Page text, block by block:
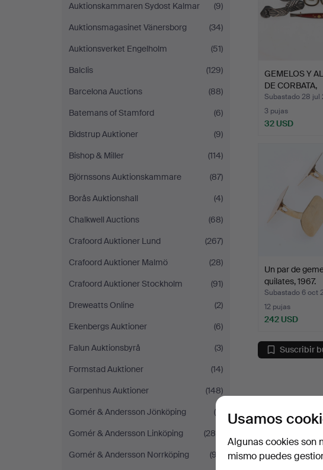
Auktionskammaren Sydost Kalmar
(9)
Auktionsmagasinet Vänersborg
(34)
Auktionsverket Engelholm
(51)
Balclis
(129)
Barcelona Auctions
(88)
Batemans of Stamford
(6)
Bidstrup Auktioner
(9)
Bishop & Miller
(114)
Björnssons Auktionskammare
(87)
Borås Auktionshall
(4)
Chalkwell Auctions
(68)
Crafoord Auktioner Lund
(267)
Crafoord Auktioner Malmö
(28)
Crafoord Auktioner Stockholm
(91)
Dreweatts Online
(2)
Ekenbergs Auktioner
(6)
Falun Auktionsbyrå
(3)
Formstad Auktioner
(14)
Garpenhus Auktioner
(148)
Gomér & Andersson Jönköping
(6)
Gomér & Andersson Linköping
(289)
Gomér & Andersson Norrköping
(97)
GEMELOS Y
DE CORBATA,
PLATEADOS.
Subastado 28 jul
3 pujas
32 USD
Un par de
quilates, 1967.
Subastado 6 oct
12 pujas
242 USD
Suscribir
Usamos
Algunas cookies son
mismo puedes